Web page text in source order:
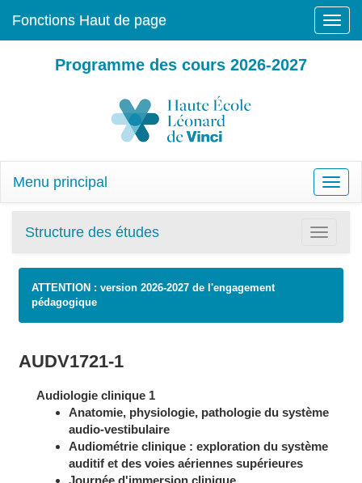
Toggle
Fonctions Haut de page
Programme des cours 2026-2027
Toggle
Menu principal
Toggle
Structure des études
ATTENTION : version 2026-2027 de l'engagement
pédagogique
AUDV1721-1
Audiologie clinique 1
Anatomie, physiologie, pathologie du système
audio-vestibulaire
Audiométrie clinique : exploration du système
auditif et des voies aériennes supérieures
Journée d'immersion clinique